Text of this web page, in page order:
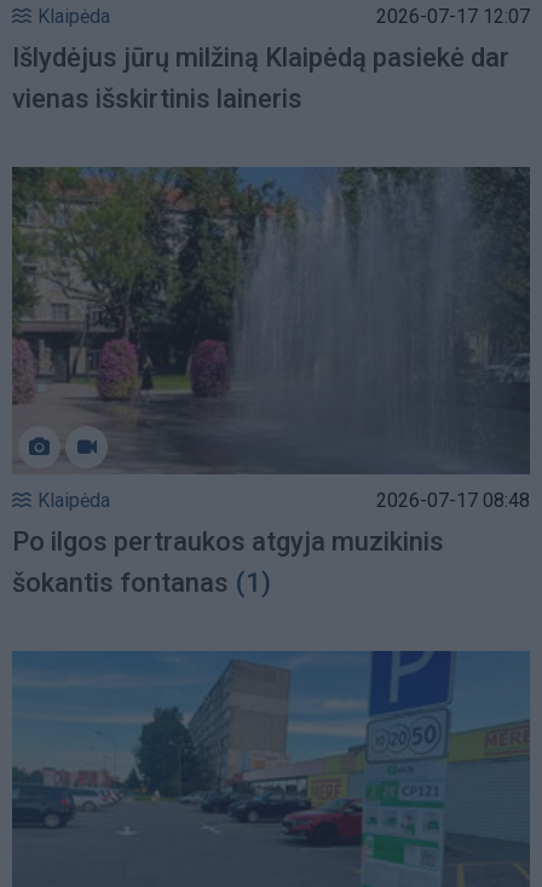
Klaipėda 2026-07-17 12:07
Išlydėjus jūrų milžiną Klaipėdą pasiekė dar
vienas išskirtinis laineris
Klaipėda 2026-07-17 08:48
Po ilgos pertraukos atgyja muzikinis
šokantis fontanas (1)